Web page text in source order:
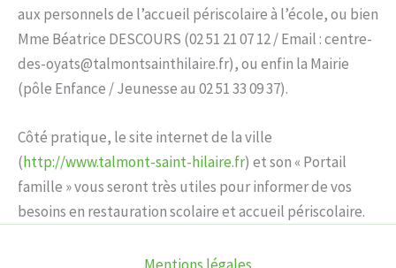
aux personnels de l’accueil périscolaire à l’école, ou bien
Mme Béatrice DESCOURS (02 51 21 07 12 / Email: centre-
des-oyats@talmontsainthilaire.fr), ou enfin la Mairie
(pôle Enfance / Jeunesse au 02 51 33 09 37).
Côté pratique, le site internet de la ville
(http://www.talmont-saint-hilaire.fr) et son « Portail
famille » vous seront très utiles pour informer de vos
besoins en restauration scolaire et accueil périscolaire.